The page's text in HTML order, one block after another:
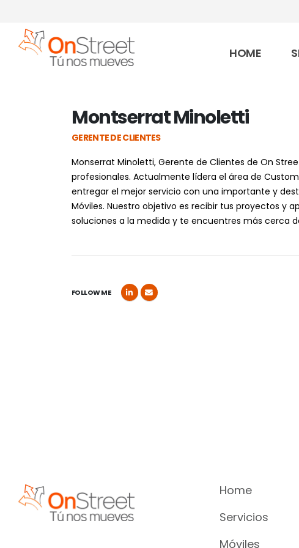
HOME
Montserrat Minoletti
GERENTE DE CLIENTES
Monserrat Minoletti, Gerente de Clientes de On
profesionales. Actualmente lídera el área de
entregar el mejor servicio con una importante y
Móviles. Nuestro objetivo es recibir tus proyectos y
soluciones a la medida y te encuentres más cerca
FOLLOW ME
Home
Servicios
Móviles